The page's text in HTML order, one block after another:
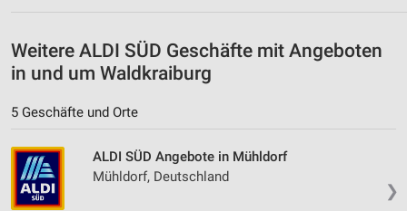
Weitere ALDI SÜD Geschäfte mit Angeboten
in und um Waldkraiburg
5 Geschäfte und Orte
❯
ALDI SÜD Angebote in Mühldorf
Mühldorf, Deutschland